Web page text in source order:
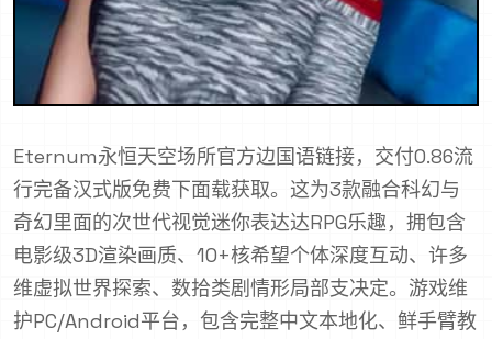
Eternum永恒天空场所官方边国语链接，交付0.86流
行完备汉式版免费下面载获取。这为3款融合科幻与
奇幻里面的次世代视觉迷你表达达RPG乐趣，拥包含
电影级3D渲染画质、10+核希望个体深度互动、许多
维虚拟世界探索、数拾类剧情形局部支决定。游戏维
护PC/Android平台，包含完整中文本地化、鲜手臂教